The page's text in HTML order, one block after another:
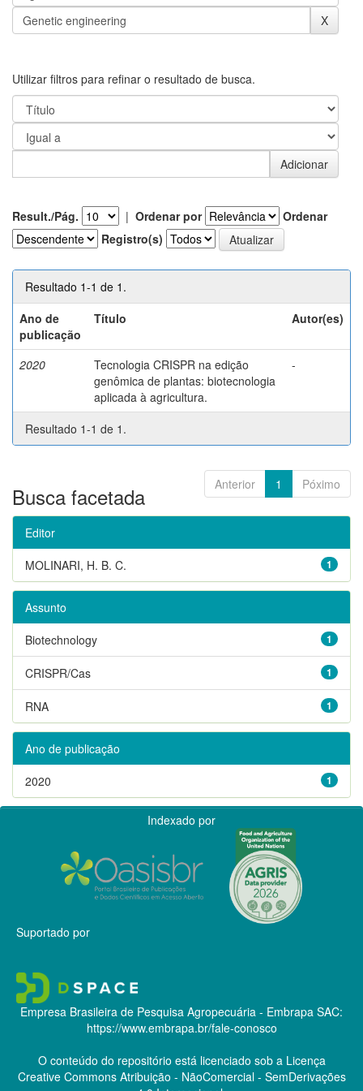
Utilizar filtros para refinar o resultado de busca.
Result./Pág. | Ordenar por
Ordenar
Registro(s)
Resultado 1-1 de 1.
Ano de
publicação
Título Autor(es)
2020
Tecnologia CRISPR na edição
genômica de plantas: biotecnologia
aplicada à agricultura.
-
Resultado 1-1 de 1.
Anterior 1 Póximo
Busca facetada
Editor
1
MOLINARI, H. B. C.
Assunto
1
Biotechnology
1
CRISPR/Cas
1
RNA
Ano de publicação
1
2020
Indexado por
Suportado por
Empresa Brasileira de Pesquisa Agropecuária - Embrapa SAC:
https://www.embrapa.br/fale-conosco
O conteúdo do repositório está licenciado sob a Licença
Creative CommonsAtribuição - NãoComercial - SemDerivações